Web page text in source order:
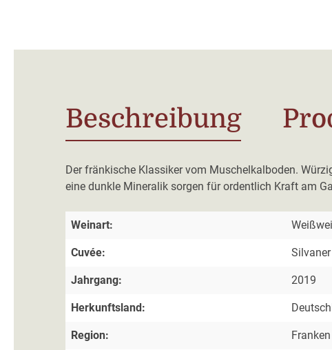
Beschreibung
Der fränkische Klassiker vom Muschelkalboden.
eine dunkle Mineralik sorgen für ordentlich Kraft am
Weinart:
Cuvée: Silvaner
Jahrgang: 2019
Herkunftsland:
Region: Franken